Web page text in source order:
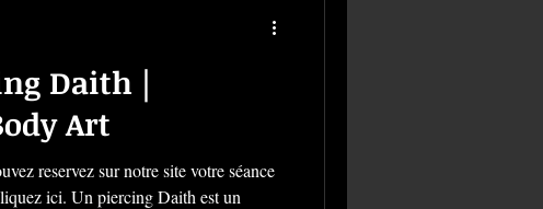
Daith |
Art
reservez sur notre site votre séance
ici. Un piercing Daith est un